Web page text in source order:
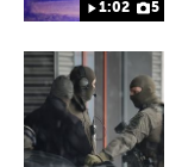
1:02 5